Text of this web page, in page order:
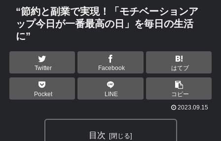
“節約と副業で実現！「モチベーションア
ップ今日が一番最高の日」を毎日の生活
に”
Twitter Facebook はてブ
Pocket LINE
コピー
2023.09.15
目次